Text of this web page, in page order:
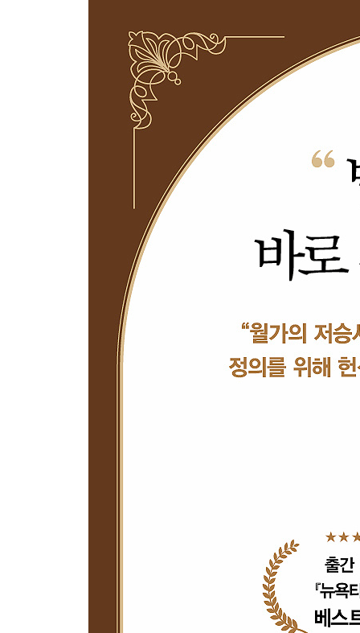
14장 발리우드 | 사건의 파장이 국경을 넘을 때 벌
제3부 | 판결
15장 법정에 서는 날 | 피해자다움이라는 함정
16장 판사들 | 법정이라는 우주를 지배하는 자
17장 재판 | 정의로운 판결을 위한 필수 조건
18장 밀실 속의 세 남자 | 권력자들의 부정부패를
19장 배심원 평결 | 결과를 알 수 없는 호사
제4부 | 처벌
20장 사라진 아기 | 양형의 기준이 명확하지 않을 때
21장 파리대왕 | 법집행자들의 범법 행위를 다루는
22장 정의를 넘어서 | 용서가 만들어내는 기적
감사의 글